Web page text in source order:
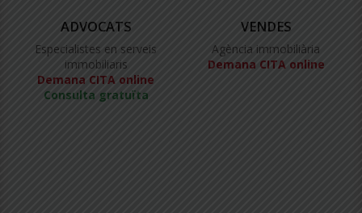
ADVOCATS
Especialistes en serveis
immobiliaris
Demana CITA online
Consulta gratuïta
VENDES
Agència immobiliària
Demana CITA online